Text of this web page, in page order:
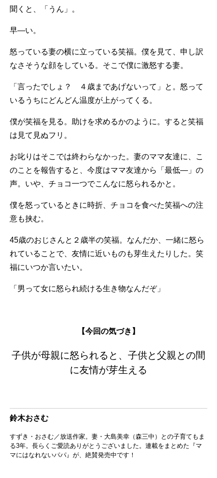
聞くと、「うん」。
早―い。
怒っている妻の横に立っている笑福。僕を見て、申し訳
なさそうな顔をしている。そこで僕に激怒する妻。
「言ったでしょ？ ４歳まであげないって」と。怒って
いるうちにどんどん温度が上がってくる。
僕が笑福を見る。助けを求めるかのように。すると笑福
は見て見ぬフリ。
お叱りはそこでは終わらなかった。妻のママ友達に、こ
のことを報告すると、今度はママ友達から「最低―」の
声。いや、チョコ一つでこんなに怒られるかと。
僕を怒っているときに時折、チョコを食べた笑福への注
意も挟む。
45歳のおじさんと２歳半の笑福。なんだか、一緒に怒ら
れていることで、友情に近いものも芽生えたりした。笑
福にいつか言いたい。
「男って女に怒られ続ける生き物なんだぞ」
【今回の気づき】
子供が母親に怒られると、子供と父親との間
に友情が芽生える
鈴木おさむ
すずき・おさむ／放送作家。妻・大島美幸（森三中）との子育てもま
る3年。長らくご愛読ありがとうございました。連載をまとめた『マ
マにはなれないパパ』が、絶賛発売中です！